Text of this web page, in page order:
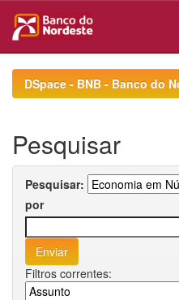
navigationDSpace - BNB - Banco do
Pesquisar
Pesquisar:
por
Filtros correntes: